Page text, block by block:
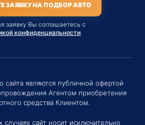
ЗАЯВКУ НА ПОДБОР АВТО
заявку Вы соглашаетесь с
конфиденциальности
сайта являются публичной офертой
Агентом приобретения
средства Клиентом.
случаях сайт носит исключительно